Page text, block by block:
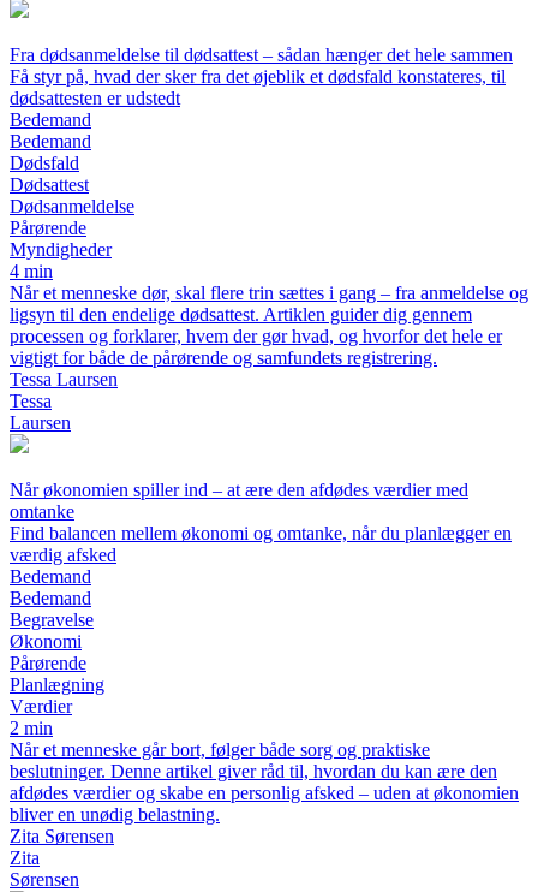
Fra dødsanmeldelse til dødsattest – sådan hænger det hele sammen
Få styr på, hvad der sker fra det øjeblik et dødsfald konstateres, til
dødsattesten er udstedt
Bedemand
Bedemand
Dødsfald
Dødsattest
Dødsanmeldelse
Pårørende
Myndigheder
4 min
Når et menneske dør, skal flere trin sættes i gang – fra anmeldelse og
ligsyn til den endelige dødsattest. Artiklen guider dig gennem
processen og forklarer, hvem der gør hvad, og hvorfor det hele er
vigtigt for både de pårørende og samfundets registrering.
Tessa Laursen
Tessa
Laursen
Når økonomien spiller ind – at ære den afdødes værdier med
omtanke
Find balancen mellem økonomi og omtanke, når du planlægger en
værdig afsked
Bedemand
Bedemand
Begravelse
Økonomi
Pårørende
Planlægning
Værdier
2 min
Når et menneske går bort, følger både sorg og praktiske
beslutninger. Denne artikel giver råd til, hvordan du kan ære den
afdødes værdier og skabe en personlig afsked – uden at økonomien
bliver en unødig belastning.
Zita Sørensen
Zita
Sørensen